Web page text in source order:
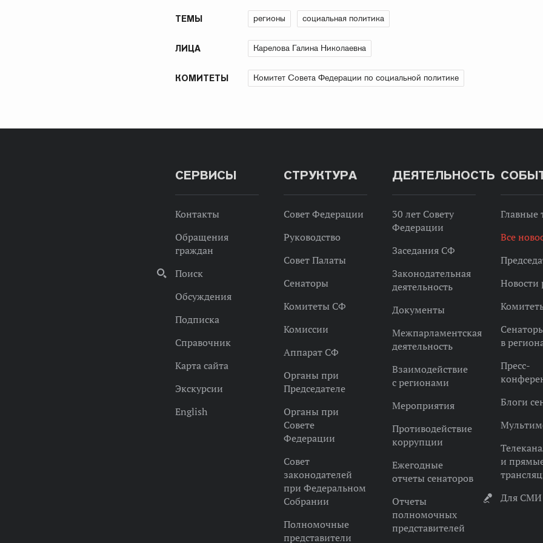
ТЕМЫ регионы социальная политика
ЛИЦА Карелова Галина Николаевна
КОМИТЕТЫ Комитет Совета Федерации по социальной политике
СЕРВИСЫ
Контакты
Обращения
граждан
Поиск
Обсуждения
Подписка
Справочник
Карта сайта
Экскурсии
English
СТРУКТУРА
Совет Федерации
Руководство
Совет Палаты
Сенаторы
Комитеты СФ
Комиссии
Аппарат СФ
Органы при
Председателе
Органы при
Совете
Федерации
Совет
законодателей
при Федеральном
Собрании
Полномочные
представители
ДЕЯТЕЛЬНОСТЬ
30 лет Совету
Федерации
Заседания СФ
Законодательная
деятельность
Документы
Межпарламентская
деятельность
Взаимодействие
с регионами
Мероприятия
Противодействие
коррупции
Ежегодные
отчеты сенаторов
Отчеты
полномочных
представителей
Главные
Все
Новости
в
Пресс-
Блоги
и
Для СМИ